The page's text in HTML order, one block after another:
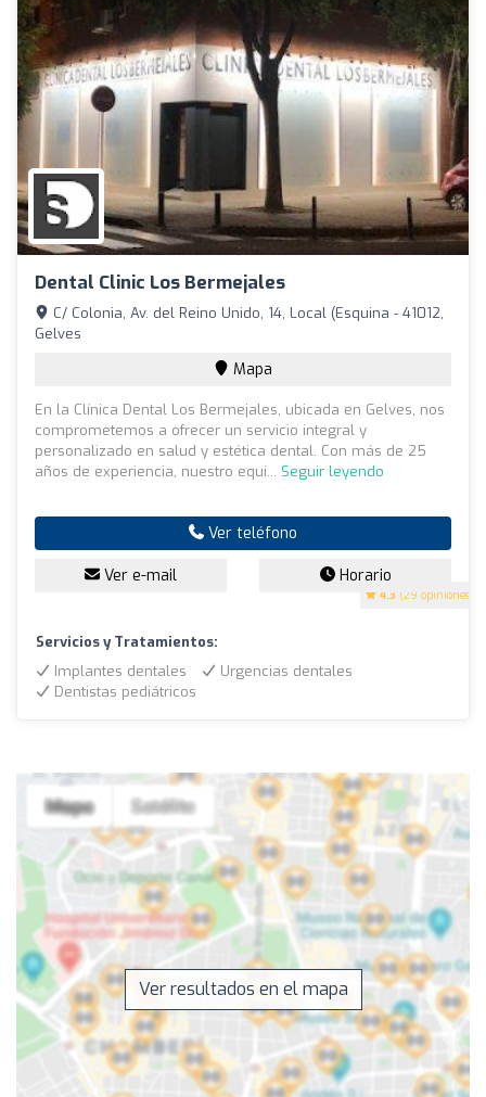
Dental Clinic Los Bermejales
4.3 (29 opiniones)
C/ Colonia, Av. del Reino Unido, 14, Local (Esquina - 41012,
Gelves
Mapa
En la Clínica Dental Los Bermejales, ubicada en Gelves, nos
comprometemos a ofrecer un servicio integral y
personalizado en salud y estética dental. Con más de 25
años de experiencia, nuestro equi... Seguir leyendo
Ver teléfono
Ver e-mail Horario
Servicios y Tratamientos:
Implantes dentales
Urgencias dentales
Dentistas pediátricos
Ver resultados en el mapa